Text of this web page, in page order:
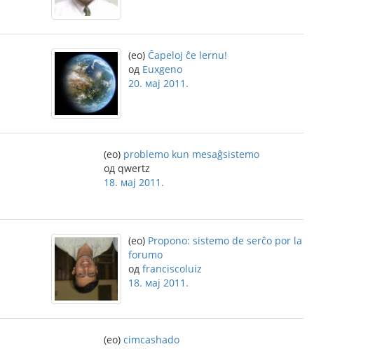
(eo) Ĉapeloj ĉe lernu!
од Euxgeno
20. мај 2011.
(eo) problemo kun mesaĝsistemo
од qwertz
18. мај 2011.
(eo) Propono: sistemo de serĉo por la
forumo
од franciscoluiz
18. мај 2011.
(eo) cimcashado